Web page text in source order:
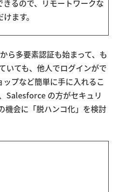
るので、リモートワークな
ます。
ら多要素認証も始まって、も
いても、他人でログインがで
プなど簡単に手に入れるこ
Salesforce の方がセキュリ
機会に「脱ハンコ化」を検討